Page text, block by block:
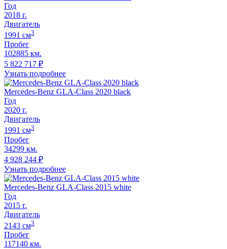
Год
2018 г.
Двигатель
1991 cм3
Пробег
102885 км.
5 822 717 ₽
Узнать подробнее
Mercedes-Benz GLA-Class 2020 black
Год
2020 г.
Двигатель
1991 cм3
Пробег
34299 км.
4 928 244 ₽
Узнать подробнее
Mercedes-Benz GLA-Class 2015 white
Год
2015 г.
Двигатель
2143 cм3
Пробег
117140 км.